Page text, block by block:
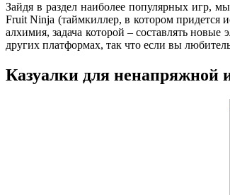
Зайдя в раздел наиболее популярных игр,
Fruit Ninja (таймкиллер, в котором придется
алхимия, задача которой – составлять
других платформах, так что если вы
Казуалки для ненапряжной